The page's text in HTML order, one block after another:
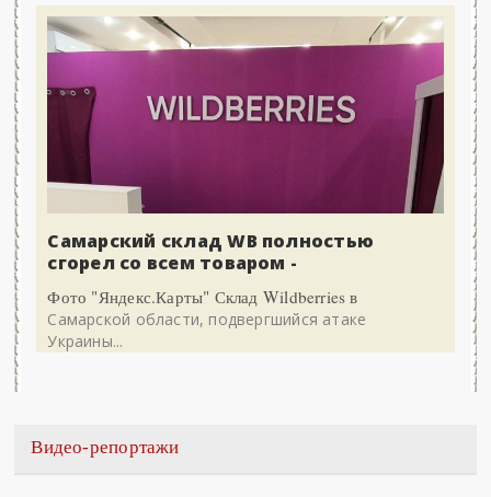
Самарский склад WB полностью
сгорел со всем товаром -
Фото "Яндекс.Карты" Склад Wildberries в
Самарской области, подвергшийся атаке
Украины...
Видео-репортажи